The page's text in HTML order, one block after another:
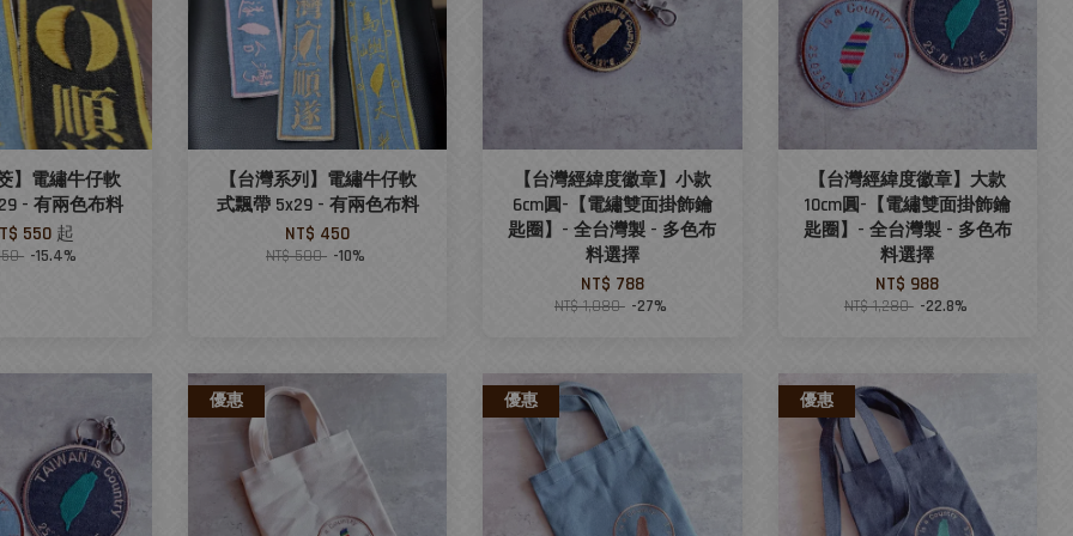
】電繡牛仔軟
- 有兩色布料
550 起
-15.4%
【台灣系列】電繡牛仔軟
式飄帶 5x29 - 有兩色布料
NT$ 450
NT$ 500 -10%
【台灣經緯度徽章】小款
6cm圓-【電繡雙面掛飾鑰
匙圈】- 全台灣製 - 多色布
料選擇
NT$ 788
NT$ 1,080 -27%
【台灣經緯度徽章】大款
10cm圓-【電繡雙面掛飾鑰
匙圈】- 全台灣製 - 多色布
料選擇
NT$ 988
NT$ 1,280 -22.8%
優惠 優惠 優惠